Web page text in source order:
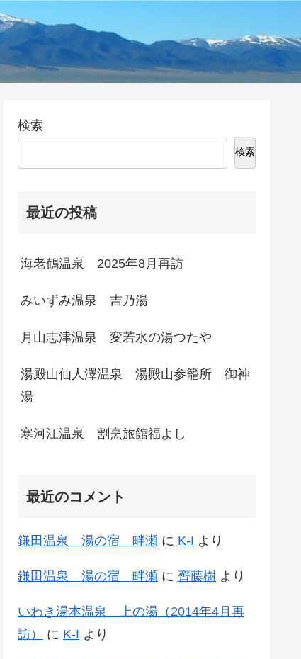
検索
検索
最近の投稿
海老鶴温泉 2025年8月再訪
みいずみ温泉 吉乃湯
月山志津温泉 変若水の湯つたや
湯殿山仙人澤温泉 湯殿山参籠所 御神
湯
寒河江温泉 割烹旅館福よし
最近のコメント
鎌田温泉 湯の宿 畔瀬 に K-I より
鎌田温泉 湯の宿 畔瀬 に 齊藤樹 より
いわき湯本温泉 上の湯（2014年4月再
訪）
に K-I より